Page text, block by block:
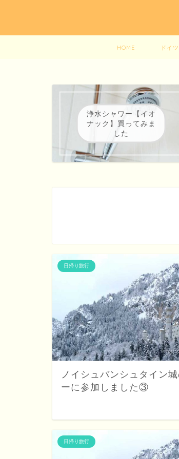
HOME ドイ
浄水シャワー【イオ
ナック】買ってみま
した
日帰り旅行
ノイシュバンシュタイン
ーに参加しました③
日帰り旅行